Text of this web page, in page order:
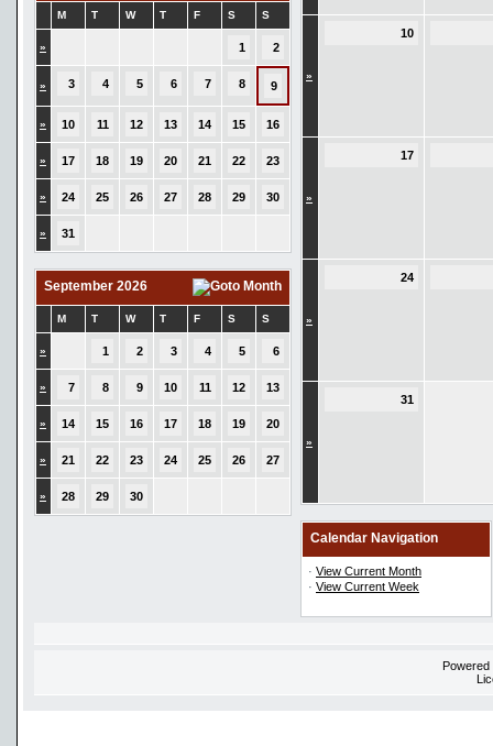
M T W T F S S
» 1 2
» 3 4 5 6 7 8 9
» 10 11 12 13 14 15 16
» 17 18 19 20 21 22 23
» 24 25 26 27 28 29 30
» 31
September 2026
M T W T F S S
» 1 2 3 4 5 6
» 7 8 9 10 11 12 13
» 14 15 16 17 18 19 20
» 21 22 23 24 25 26 27
» 28 29 30
»
10
»
17
»
24
»
31
Calendar Navigation
· View Current Month
· View Current Week